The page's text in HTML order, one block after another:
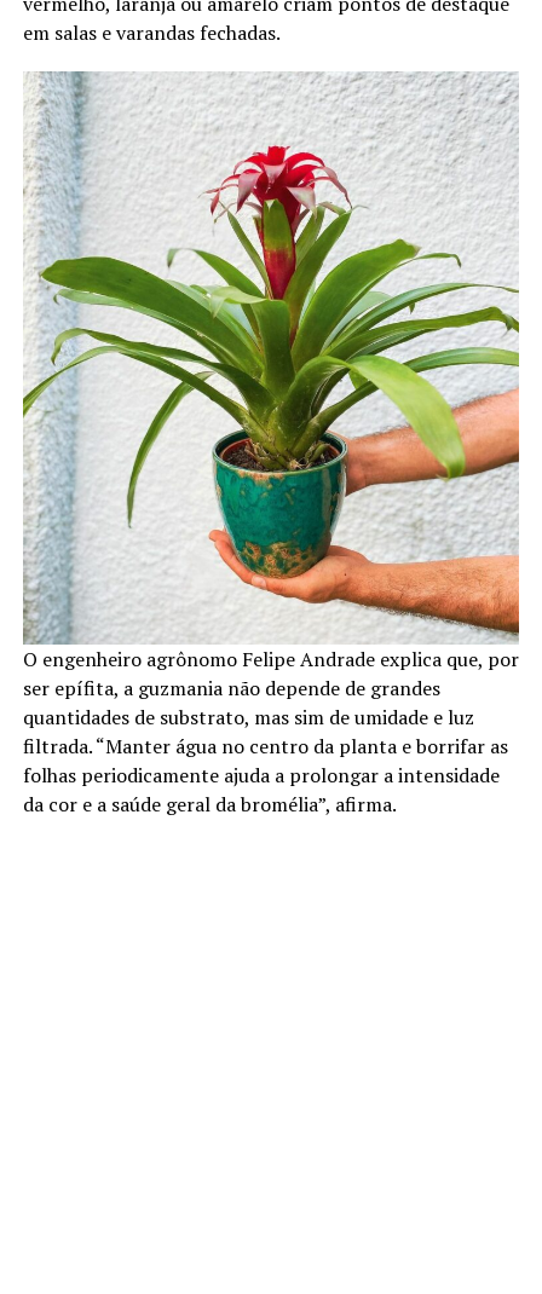
em salas e varandas fechadas.
O engenheiro agrônomo Felipe Andrade explica que, por
ser epífita, a guzmania não depende de grandes
quantidades de substrato, mas sim de umidade e luz
filtrada. “Manter água no centro da planta e borrifar as
folhas periodicamente ajuda a prolongar a intensidade
da cor e a saúde geral da bromélia”, afirma.